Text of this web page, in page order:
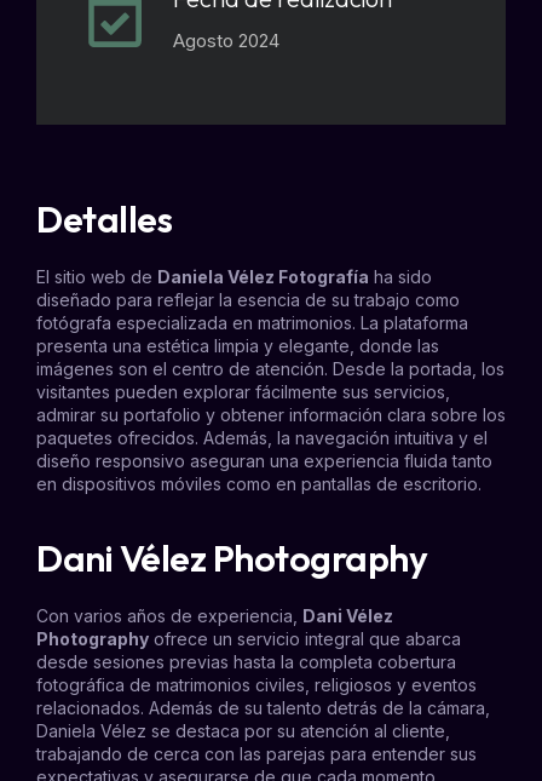
Agosto 2024
Detalles
El sitio web de Daniela Vélez Fotografía ha sido
diseñado para reflejar la esencia de su trabajo como
fotógrafa especializada en matrimonios. La plataforma
presenta una estética limpia y elegante, donde las
imágenes son el centro de atención. Desde la portada, los
visitantes pueden explorar fácilmente sus servicios,
admirar su portafolio y obtener información clara sobre los
paquetes ofrecidos. Además, la navegación intuitiva y el
diseño responsivo aseguran una experiencia fluida tanto
en dispositivos móviles como en pantallas de escritorio.
Dani Vélez Photography
Con varios años de experiencia, Dani Vélez
Photography ofrece un servicio integral que abarca
desde sesiones previas hasta la completa cobertura
fotográfica de matrimonios civiles, religiosos y eventos
relacionados. Además de su talento detrás de la cámara,
Daniela Vélez se destaca por su atención al cliente,
trabajando de cerca con las parejas para entender sus